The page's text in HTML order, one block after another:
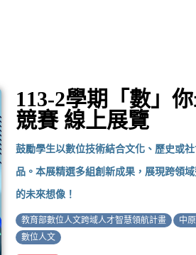
113-2學期「數」
競賽 線上展覽
鼓勵學生以數位技術結合文化、歷史或
品。本展精選多組創新成果，展現跨領
的未來想像！
教育部數位人文跨域人才智慧領航計畫 中
數位人文